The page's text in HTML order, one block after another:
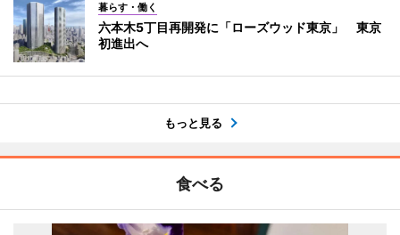
暮らす・働く
六本木5丁目再開発に「ローズウッド東京」 東京
初進出へ
もっと見る
食べる